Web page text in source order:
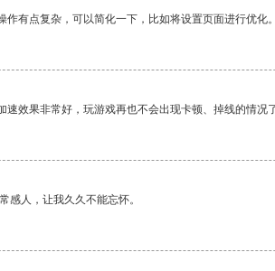
作有点复杂，可以简化一下，比如将设置页面进行优化。
速效果非常好，玩游戏再也不会出现卡顿、掉线的情
感人，让我久久不能忘怀。